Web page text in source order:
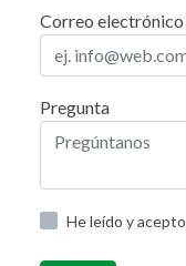
Correo electrónico
Pregunta
He leído y acepto